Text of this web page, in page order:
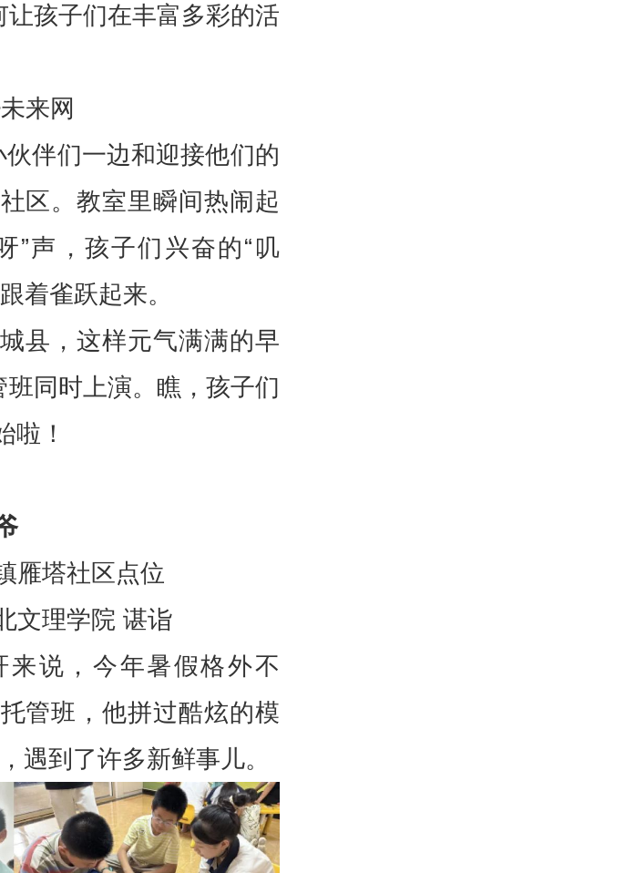
让孩子们在丰富多彩的活
来网
伴们一边和迎接他们的
区。教室里瞬间热闹起
声，孩子们兴奋的“叽
着雀跃起来。
县，这样元气满满的早
同时上演。瞧，孩子们
啦！
雁塔社区点位
文理学院 谌诣
来说，今年暑假格外不
管班，他拼过酷炫的模
遇到了许多新鲜事儿。